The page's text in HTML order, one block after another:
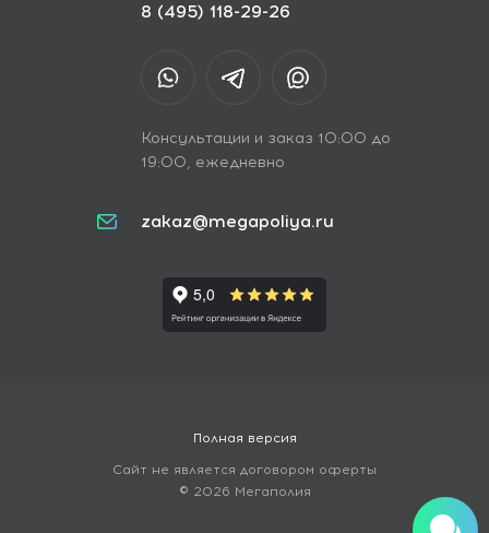
8 (495) 118-29-26
Консультации и заказ 10:00 до
19:00, ежедневно
zakaz@megapoliya.ru
Полная версия
Сайт не является договором оферты
© 2026 Мегаполия